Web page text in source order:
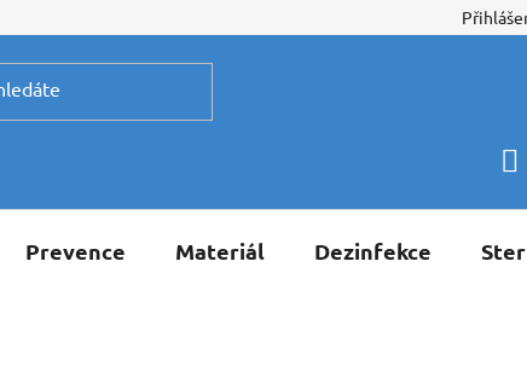
Prevence Materiál Dezinfekce